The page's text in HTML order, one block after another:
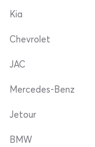
Kia
Chevrolet
JAC
Mercedes-Benz
Jetour
BMW